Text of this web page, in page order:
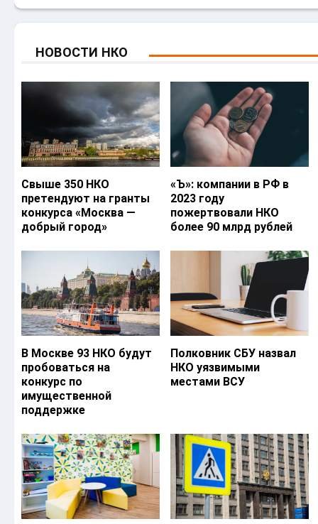
НОВОСТИ НКО
Свыше 350 НКО
претендуют на гранты
конкурса «Москва —
добрый город»
«Ъ‎»: компании в РФ в
2023 году
пожертвовали НКО
более 90 млрд рублей
В Москве 93 НКО будут
пробоваться на
конкурс по
имущественной
поддержке
Полковник СБУ назвал
НКО уязвимыми
местами ВСУ